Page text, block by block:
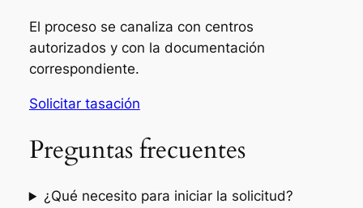
El proceso se canaliza con centros
autorizados y con la documentación
correspondiente.
Solicitar tasación
Preguntas frecuentes
¿Qué necesito para iniciar la solicitud?